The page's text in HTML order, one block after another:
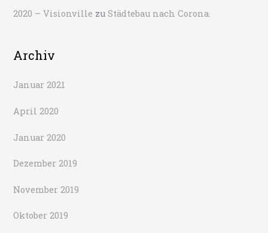
2020 – Visionville zuStädtebau nach Corona.
Archiv
Januar 2021
April 2020
Januar 2020
Dezember 2019
November 2019
Oktober 2019